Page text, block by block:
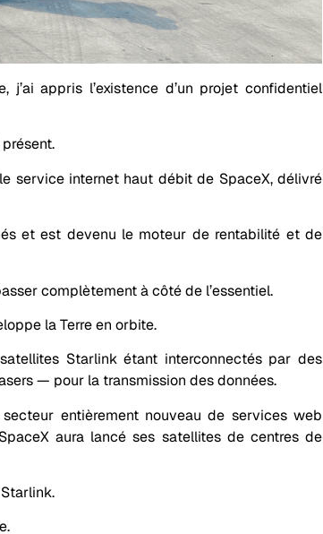
appris l’existence d’un projet confidentiel
service internet haut débit de SpaceX, délivré
et est devenu le moteur de rentabilité et de
complètement à côté de l’essentiel.
la Terre en orbite.
Starlink étant interconnectés par des
— pour la transmission des données.
entièrement nouveau de services web
aura lancé ses satellites de centres de